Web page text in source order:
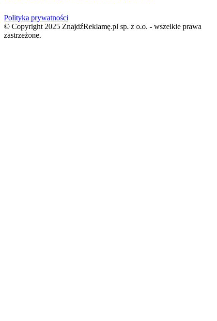
Polityka prywatności
© Copyright 2025 ZnajdźReklamę.pl sp. z o.o. - wszelkie prawa
zastrzeżone.